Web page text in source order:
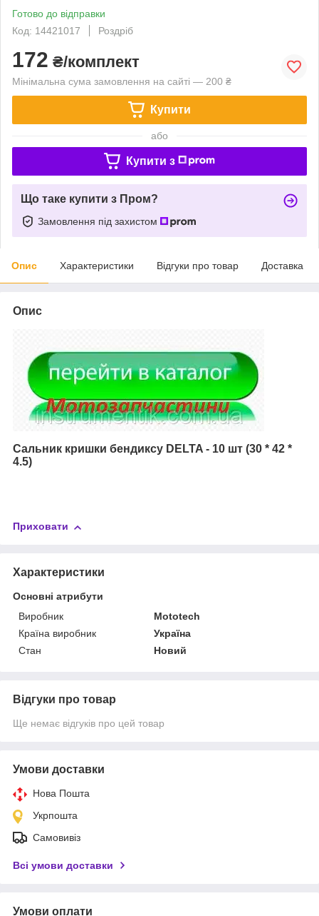
Готово до відправки
Код: 14421017
Роздріб
172 ₴/комплект
Мінімальна сума замовлення на сайті — 200 ₴
Купити
або
Купити з
Що таке купити з Пром?
Замовлення під захистом
Опис Характеристики Відгуки про товар Доставка
Опис
Сальник кришки бендиксу DELTA - 10 шт (30 * 42 *
4.5)
Приховати
Характеристики
Основні атрибути
Виробник
Mototech
Країна виробник
Україна
Стан
Новий
Відгуки про товар
Ще немає відгуків про цей товар
Умови доставки
Нова Пошта
Укрпошта
Самовивіз
Всі умови доставки
Умови оплати